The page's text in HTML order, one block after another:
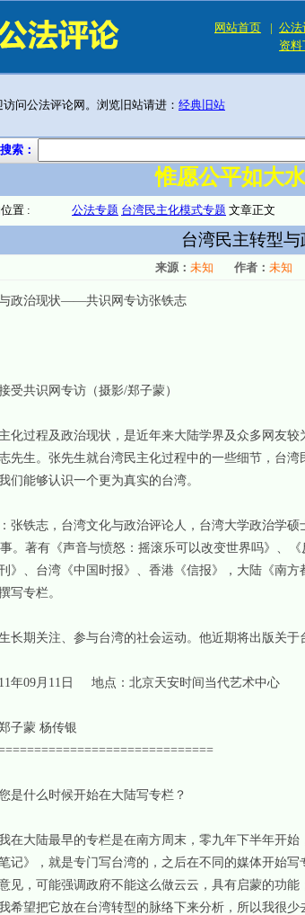
网站首页 | 公法
资
访问公法评论网。浏览旧站请进： 经典旧站
索：
惟愿公平如大
置 : 公法专题 台湾民主化模式专题 文章正文
台湾民主转型
来源： 未知 作者： 未知
政治现状——共识网专访张铁志
受共识网专访（摄影/郑子蒙）
过程及政治现状，是近年来大陆学界及众多网友较
先生。张先生就台湾民主化过程中的一些细节，台
们能够认识一个更为真实的台湾。
铁志，台湾文化与政治评论人，台湾大学政治学硕
。著有《声音与愤怒：摇滚乐可以改变世界吗》、
》、台湾《中国时报》、香港《信报》，大陆《南
写专栏。
期关注、参与台湾的社会运动。他近期将出版关于
09月11日 地点：北京天安时间当代艺术中心
蒙 杨传银
什么时候开始在大陆写专栏？
大陆最早的专栏是在南方周末，零九年下半年开始
记》，就是专门写台湾的，之后在不同的媒体开始
见，可能强调政府不能这么做云云，具有启蒙的功
希望把它放在台湾转型的脉络下来分析，所以我很